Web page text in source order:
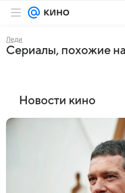
Леди
Сериалы, похожие
Новости кино